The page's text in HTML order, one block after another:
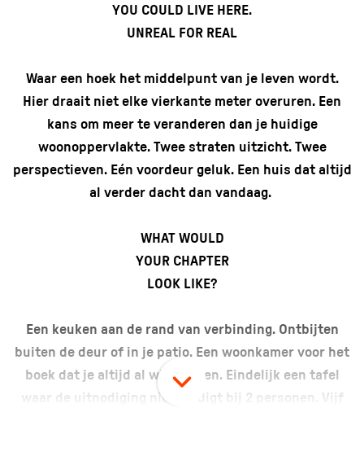
YOU COULD LIVE HERE.
UNREAL FOR REAL
Waar een hoek het middelpunt van je leven wordt.
Hier draait niet elke vierkante meter overuren. Een
kans om meer te veranderen dan je huidige
woonoppervlakte. Twee straten uitzicht. Twee
perspectieven. Eén voordeur geluk. Een huis dat altijd
al verder dacht dan vandaag.
WHAT WOULD
YOUR CHAPTER
LOOK LIKE?
Een keuken aan de rand van verbinding. Ontbijten
buiten de deur of in je patio. Een woonkamer voor het
boek dat je altijd al wilde lezen. Eindelijk een tafel
waar de uitnodiging niet eindigt bij 2 personen. Vijf